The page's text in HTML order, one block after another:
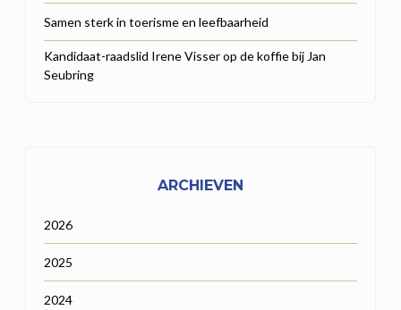
Samen sterk in toerisme en leefbaarheid
Kandidaat-raadslid Irene Visser op de koffie bij Jan
Seubring
ARCHIEVEN
2026
2025
2024